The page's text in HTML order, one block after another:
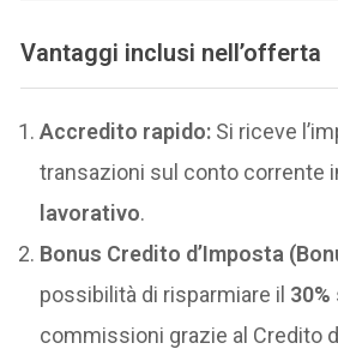
Vantaggi inclusi nell’offerta
Accredito rapido: Si riceve
transazioni sul conto corrente
lavorativo.
Bonus Credito d’Imposta
possibilità di risparmiare il 30%
commissioni grazie al Credito